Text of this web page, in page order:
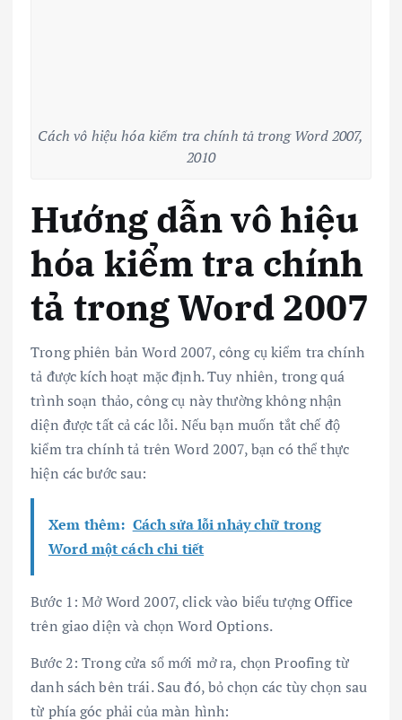
Cách vô hiệu hóa kiểm tra chính tả trong Word 2007,
2010
Hướng dẫn vô hiệu
hóa kiểm tra chính
tả trong Word 2007
Trong phiên bản Word 2007, công cụ kiểm tra chính
tả được kích hoạt mặc định. Tuy nhiên, trong quá
trình soạn thảo, công cụ này thường không nhận
diện được tất cả các lỗi. Nếu bạn muốn tắt chế độ
kiểm tra chính tả trên Word 2007, bạn có thể thực
hiện các bước sau:
Xem thêm: Cách sửa lỗi nhảy chữ trong
Word một cách chi tiết
Bước 1: Mở Word 2007, click vào biểu tượng Office
trên giao diện và chọn Word Options.
Bước 2: Trong cửa sổ mới mở ra, chọn Proofing từ
danh sách bên trái. Sau đó, bỏ chọn các tùy chọn sau
từ phía góc phải của màn hình: